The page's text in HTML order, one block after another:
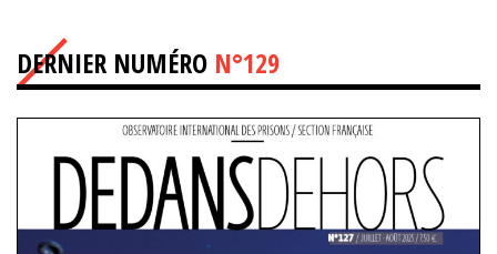
DERNIER NUMÉRO N°129